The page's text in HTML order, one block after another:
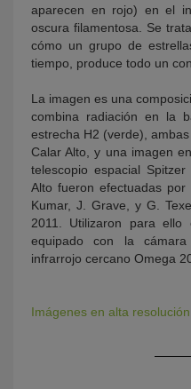
aparecen en rojo) en el
oscura filamentosa. Se
cómo un grupo de
tiempo, produce todo un
La imagen es una
combina radiación en la
estrecha H2 (verde),
Calar Alto, y una imagen
telescopio espacial
Alto fueron efectuadas por
Kumar, J. Grave, y G.
2011. Utilizaron para
equipado con la
infrarrojo cercano Omega
Imágenes en alta resolución